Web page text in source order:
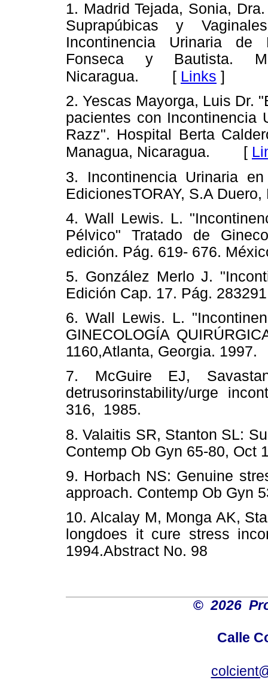
1. Madrid Tejada, Sonia,
Suprapúbicas y
Incontinencia Urinaria de
Fonseca y Bautista.
Nicaragua. [ Links ]
2. Yescas Mayorga, Luis Dr.
pacientes con Incontinencia
Razz". Hospital Berta
Managua, Nicaragua. [
3. Incontinencia Urinaria
EdicionesTORAY, S.A
4. Wall Lewis. L.
Pélvico" Tratado de
edición. Pág. 619- 676.
5. González Merlo J.
Edición Cap. 17. Pág.
6. Wall Lewis. L.
GINECOLOGÍA
1160,Atlanta, Georgia. 1997.
7. McGuire EJ,
detrusorinstability/urge
316, 1985.
8. Valaitis SR, Stanton SL:
Contemp Ob Gyn 65-80, Oct
9. Horbach NS: Genuine
approach. Contemp Ob Gyn
10. Alcalay M, Monga AK,
longdoes it cure stress
1994.Abstract No. 98
© 2026
Calle